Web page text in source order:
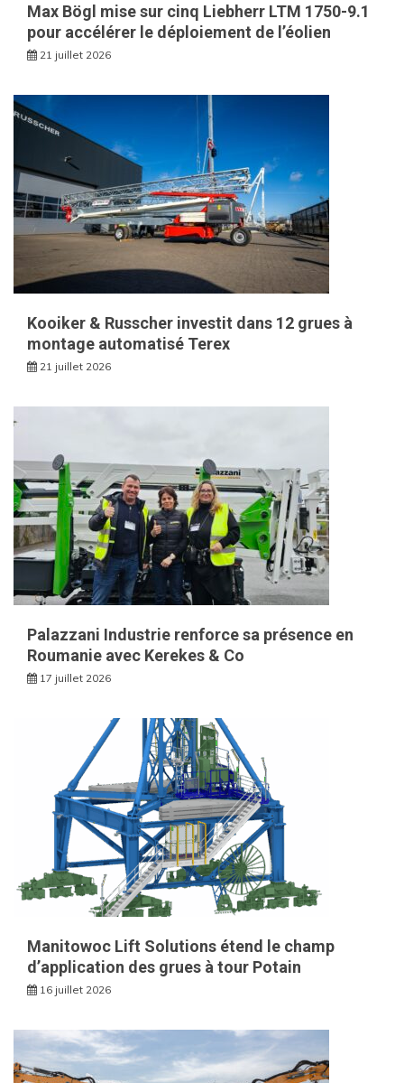
Max Bögl mise sur cinq Liebherr LTM 1750-9.1
pour accélérer le déploiement de l’éolien
21 juillet 2026
Kooiker & Russcher investit dans 12 grues à
montage automatisé Terex
21 juillet 2026
Palazzani Industrie renforce sa présence en
Roumanie avec Kerekes & Co
17 juillet 2026
Manitowoc Lift Solutions étend le champ
d’application des grues à tour Potain
16 juillet 2026